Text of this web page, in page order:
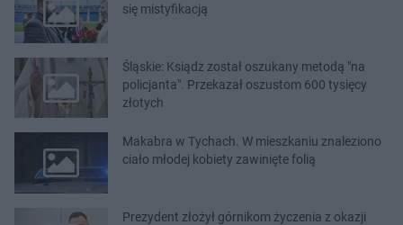
się mistyfikacją
Śląskie: Ksiądz został oszukany metodą "na
policjanta". Przekazał oszustom 600 tysięcy
złotych
Makabra w Tychach. W mieszkaniu znaleziono
ciało młodej kobiety zawinięte folią
Prezydent złożył górnikom życzenia z okazji